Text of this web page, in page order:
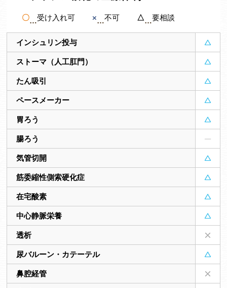
〇 受け入れ可 × 不可 △ 要相談
インシュリン投与
ストーマ（人工肛門）
たん吸引
ペースメーカー
胃ろう
腸ろう
気管切開
筋委縮性側索硬化症
在宅酸素
中心静脈栄養
透析
尿バルーン・カテーテル
鼻腔経管